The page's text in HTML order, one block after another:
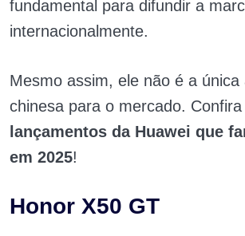
fundamental para difundir a
internacionalmente.
Mesmo assim, ele não é a única
chinesa para o mercado.
lançamentos da Huawei que
em 2025!
Honor X50 GT